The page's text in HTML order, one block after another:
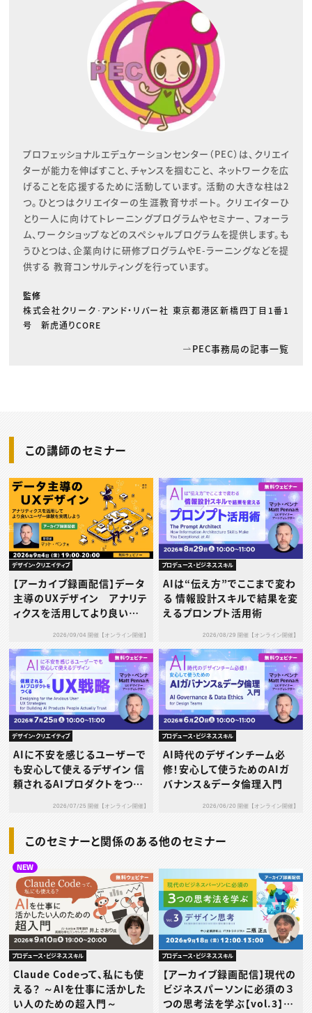
プロフェッショナルエデュケーションセンター（PEC）は、クリエイ
ターが能力を伸ばすこと、チャンスを掴むこと、 ネットワークを広
げることを応援するために活動しています。 活動の大きな柱は2
つ。ひとつはクリエイターの生涯教育サポート。 クリエイターひ
とり一人に向けてトレーニングプログラムやセミナー、 フォーラ
ム、ワークショップなどのスペシャルプログラムを提供します。も
うひとつは、企業向けに研修プログラムやE-ラーニングなどを提
供する 教育コンサルティングを行っています。
監修
株式会社クリーク･アンド・リバー社 東京都港区新橋四丁目1番1
号 新虎通りCORE
PEC事務局の記事一覧
この講師のセミナー
デザイン・クリエイティブ
【アーカイブ録画配信】データ
主導のUXデザイン アナリテ
ィクスを活用してより良いユ
2026/09/04 開催【オンライン開催】
プロデュース・ビジネススキル
AIは“伝え方”でここまで変わ
る 情報設計スキルで結果を変
えるプロンプト活用術
2026/08/29 開催【オンライン開催】
デザイン・クリエイティブ
AIに不安を感じるユーザーで
も安心して使えるデザイン 信
頼されるAIプロダクトをつく
2026/07/25 開催【オンライン開催】
プロデュース・ビジネススキル
AI時代のデザインチーム必
修！安心して使うためのAIガ
バナンス＆データ倫理入門
2026/06/20 開催【オンライン開催】
このセミナーと関係のある他のセミナー
NEW
プロデュース・ビジネススキル
Claude Codeって、私にも使
える？ ～AIを仕事に活かした
い人のための超入門～
プロデュース・ビジネススキル
【アーカイブ録画配信】現代の
ビジネスパーソンに必須の３
つの思考法を学ぶ【vol.3】デ